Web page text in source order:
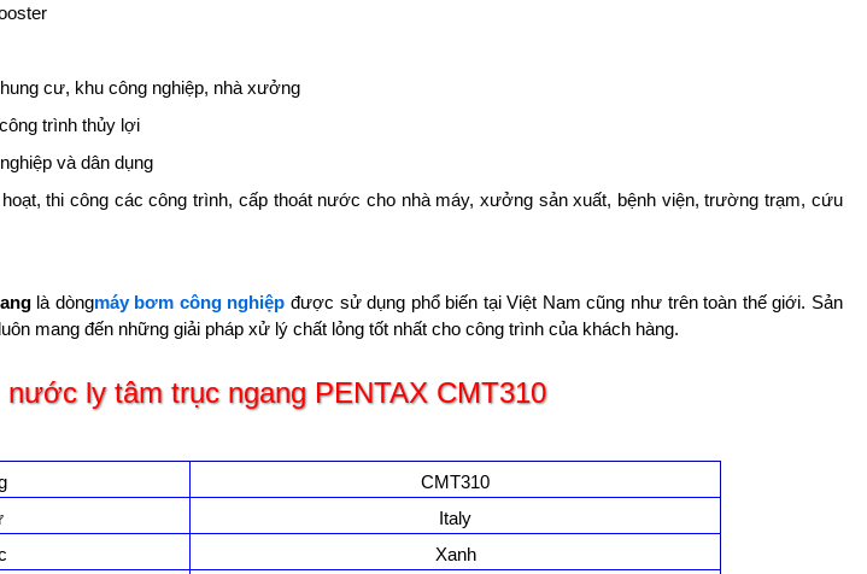
cư, khu công nghiệp, nhà xưởng
trình thủy lợi
và dân dụng
thi công các công trình, cấp thoát nước cho nhà máy, xưởng sản xuất, bệnh viện, trường trạm, cứu
là dòngmáy bơm công nghiệp được sử dụng phổ biến tại Việt Nam cũng như trên toàn thế giới. Sản
mang đến những giải pháp xử lý chất lỏng tốt nhất cho công trình của khách hàng.
ly tâm trục ngang PENTAX CMT310
CMT310
Italy
Xanh